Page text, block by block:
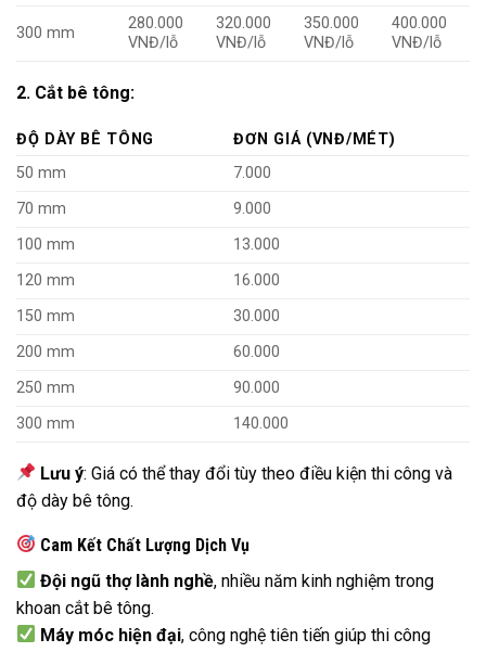
300 mm
280.000
VNĐ/lỗ
320.000
VNĐ/lỗ
350.000
VNĐ/lỗ
400.000
VNĐ/lỗ
2. Cắt bê tông:
ĐỘ DÀY BÊ TÔNG
ĐƠN GIÁ (VNĐ/MÉT)
50 mm
7.000
70 mm
9.000
100 mm
13.000
120 mm
16.000
150 mm
30.000
200 mm
60.000
250 mm
90.000
300 mm
140.000
Lưu ý: Giá có thể thay đổi tùy theo điều kiện thi công và
độ dày bê tông.
Cam Kết Chất Lượng Dịch Vụ
Đội ngũ thợ lành nghề, nhiều năm kinh nghiệm trong
khoan cắt bê tông.
Máy móc hiện đại, công nghệ tiên tiến giúp thi công